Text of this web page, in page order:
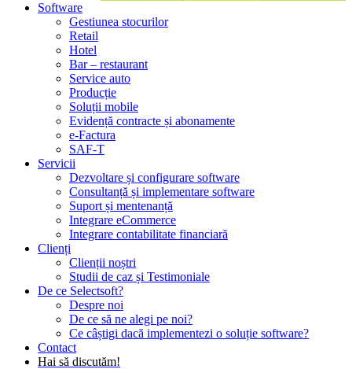
Software
Gestiunea stocurilor
Retail
Hotel
Bar – restaurant
Service auto
Producție
Soluții mobile
Evidență contracte și abonamente
e-Factura
SAF-T
Servicii
Dezvoltare și configurare software
Consultanță și implementare software
Suport și mentenanță
Integrare eCommerce
Integrare contabilitate financiară
Clienți
Clienții noștri
Studii de caz și Testimoniale
De ce Selectsoft?
Despre noi
De ce să ne alegi pe noi?
Ce câștigi dacă implementezi o soluție software?
Contact
Hai să discutăm!